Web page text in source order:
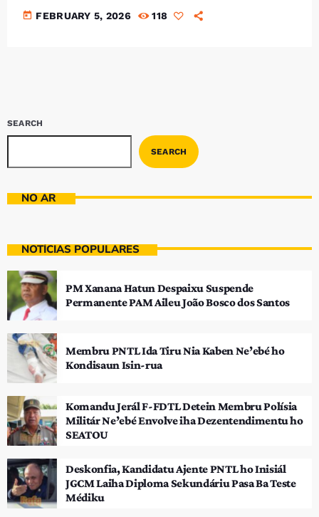
today FEBRUARY 5, 2026 118
SEARCH
SEARCH
NO AR
NOTÍCIAS POPULARES
PM Xanana Hatun Despaixu Suspende
Permanente PAM Aileu João Bosco dos Santos
Membru PNTL Ida Tiru Nia Kaben Ne’ebé ho
Kondisaun Isin-rua
Komandu Jerál F-FDTL Detein Membru Polísia
Militár Ne’ebé Envolve iha Dezentendimentu ho
SEATOU
Deskonfia, Kandidatu Ajente PNTL ho Inisiál
JGCM Laiha Diploma Sekundáriu Pasa Ba Teste
Médiku